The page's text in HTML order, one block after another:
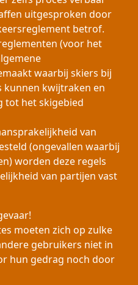
uitgesproken door
betrof.
(voor het
waarbij skiers bij
kwijtraken en
tot het skigebied
van
(ongevallen waarbij
worden deze regels
van partijen vast
moeten zich op zulke
gebruikers niet in
hun gedrag noch door